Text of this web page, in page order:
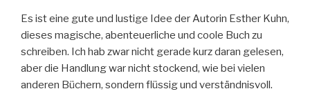
Es ist eine gute und lustige Idee der Autorin Esther Kuhn,
dieses magische, abenteuerliche und coole Buch zu
schreiben. Ich hab zwar nicht gerade kurz daran gelesen,
aber die Handlung war nicht stockend, wie bei vielen
anderen Büchern, sondern flüssig und verständnisvoll.